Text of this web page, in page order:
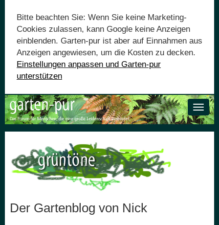
Bitte beachten Sie: Wenn Sie keine Marketing-
Cookies zulassen, kann Google keine Anzeigen
einblenden. Garten-pur ist aber auf Einnahmen aus
Anzeigen angewiesen, um die Kosten zu decken.
Einstellungen anpassen und Garten-pur
unterstützen
Toggle
Der Gartenblog von Nick